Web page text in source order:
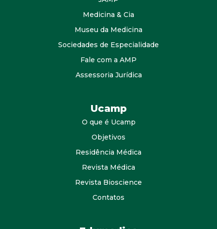
Medicina & Cia
Museu da Medicina
Sociedades de Especialidade
Fale com a AMP
Assessoria Jurídica
Ucamp
O que é Ucamp
Objetivos
Residência Médica
Revista Médica
Revista Bioscience
Contatos